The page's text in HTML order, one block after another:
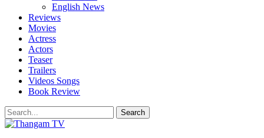
English News
Reviews
Movies
Actress
Actors
Teaser
Trailers
Videos Songs
Book Review